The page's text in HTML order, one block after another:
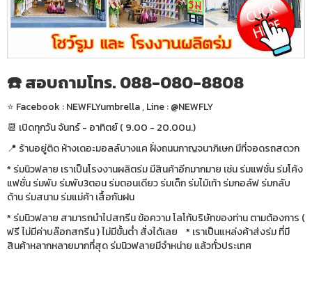
☎️ สอบถามโทร. 088-080-8808
⭐️ Facebook : NEWFLYumbrella , Line : @NEWFLY
📆 เปิดทุกวัน จันทร์ - อาทิตย์ ( 9.00 - 20.00น.)
📍 ร้านอยู่ติด ห้างเดอะมอลล์บางแค ฝั่งถนนกาญจนาภิเษก มีที่จอดรถสดวก
* ร่มนิวฟลาย เราเป็นโรงงานผลิตร่ม มีสินค้าอีกมากมาย เช่น ร่มแฟชั่น ร่มโค้ง
แฟชั่น ร่มพับ ร่มพับ3ตอน ร่มตอนเดียว ร่มเด็ก ร่มไม้เท้า ร่มกอล์ฟ ร่มกลับ
ด้าน ร่มสนาม ร่มแม่ค้า เสื้อกันฝน
* ร่มนิวฟลาย สามารถนำไปสกรีน ข้อความ โลโก้บริษัทของท่าน ตามต้องการ (
ฟรี ไม่มีค่าบล๊อกสกรีน ) ไม่มีขั้นต่ำ สั่งได้เลย * เราเป็นแหล่งค้าส่งร่ม ที่มี
สินค้าหลากหลายมากที่สุด ร่มนิวฟลายมีจำหน่าย แล้วทั่วประเทศ